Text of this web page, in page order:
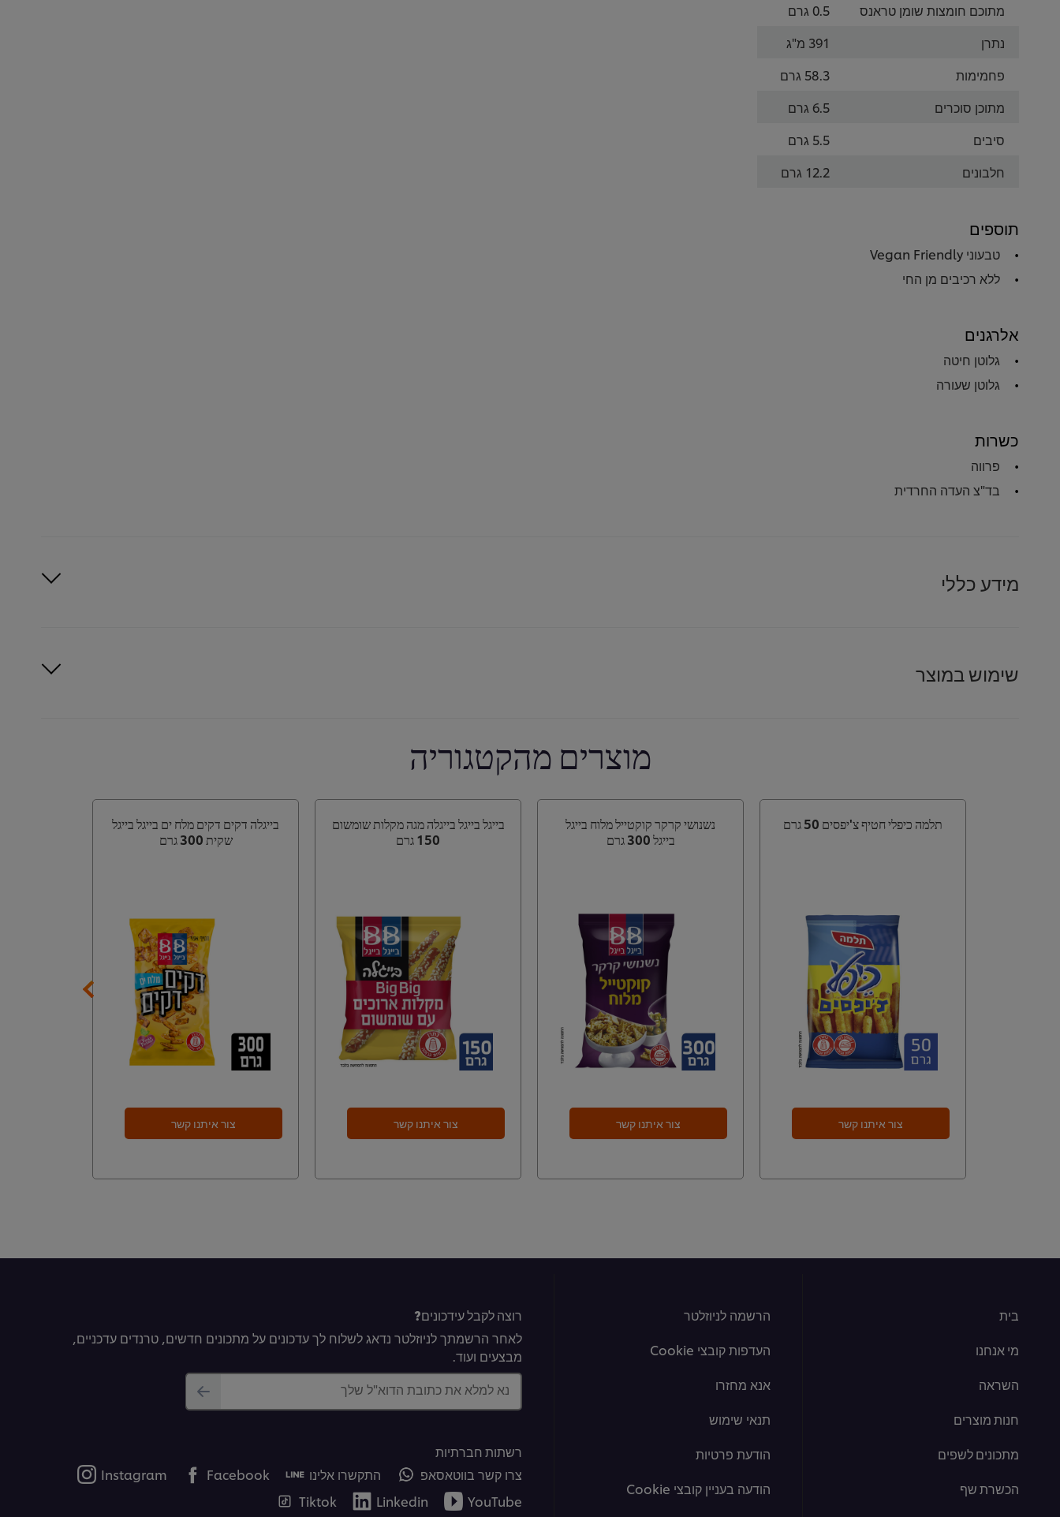
מתוכם חומצות שומן טראנס
0.5 גרם
נתרן
391 מ"ג
פחמימות
58.3 גרם
מתוכן סוכרים
6.5 גרם
סיבים
5.5 גרם
חלבונים
12.2 גרם
תוספים
טבעוני Vegan Friendly
ללא רכיבים מן החי
אלרגנים
גלוטן חיטה
גלוטן שעורה
כשרות
פרווה
בד"צ העדה החרדית
מידע כללי
שימוש במוצר
מוצרים מהקטגוריה
תלמה כיפלי חטיף צ'יפסים 50 גרם
צור איתנו קשר
נשנושי קרקר קוקטייל מלוח בייגל
בייגל 300 גרם
צור איתנו קשר
בייגל בייגל בייגלה מגה מקלות שומשום
150 גרם
צור איתנו קשר
בייגלה דקים דקים מלח ים בייגל בייגל
שקית 300 גרם
צור איתנו קשר
בית
מי אנחנו
השראה
חנות מוצרים
מתכונים לשפים
הכשרת שף
הרשמה לניוזלטר
העדפות קובצי Cookie
אנא מחזרו
תנאי שימוש
הודעת פרטיות
הודעה בעניין קובצי Cookie
רוצה לקבל עידכונים?
לאחר הרשמתך לניוזלטר נדאג לשלוח לך עדכונים על מתכונים חדשים, טרנדים עדכניים,
מבצעים ועוד.
נא למלא את כתובת הדוא"ל שלך
רשתות חברתיות
צרו קשר בווטאסאפ
התקשרו אלינו Facebook
Instagram
YouTube
Linkedin
Tiktok